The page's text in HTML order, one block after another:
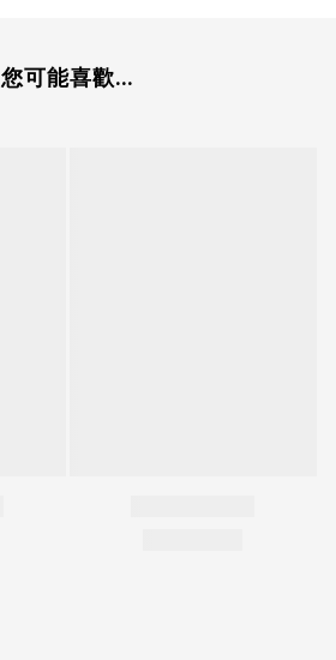
您可能喜歡...